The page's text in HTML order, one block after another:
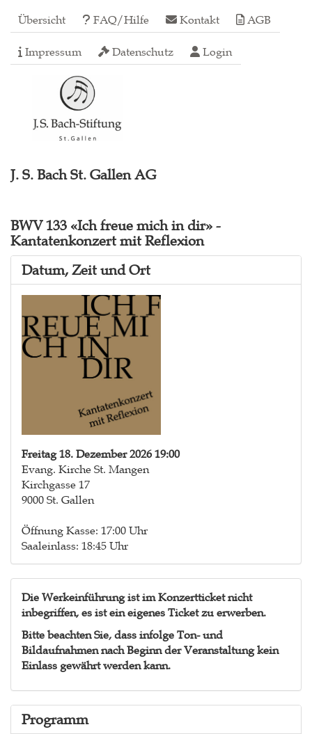
Übersicht FAQ/Hilfe Kontakt AGB
Impressum Datenschutz Login
J. S. Bach St. Gallen AG
BWV 133 «Ich freue mich in dir» -
Kantatenkonzert mit Reflexion
Datum, Zeit und Ort
Freitag 18. Dezember 2026 19:00
Evang. Kirche St. Mangen
Kirchgasse 17
9000 St. Gallen
Öffnung Kasse: 17:00 Uhr
Saaleinlass: 18:45 Uhr
Die Werkeinführung ist im Konzertticket nicht
inbegriffen, es ist ein eigenes Ticket zu erwerben.
Bitte beachten Sie, dass infolge Ton- und
Bildaufnahmen nach Beginn der Veranstaltung kein
Einlass gewährt werden kann.
Programm